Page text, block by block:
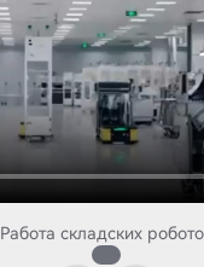
Работа складских